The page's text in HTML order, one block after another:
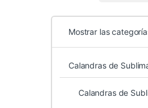
Mostrar las
Calandras de
Calandras de